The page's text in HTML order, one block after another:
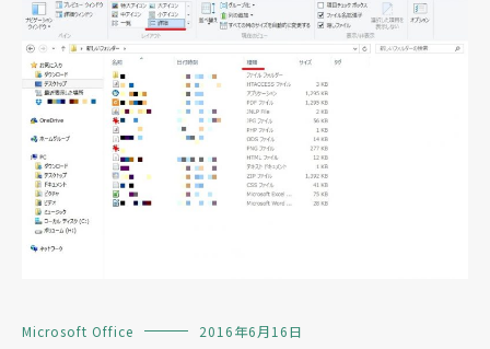
Microsoft Office 2016年6月16日